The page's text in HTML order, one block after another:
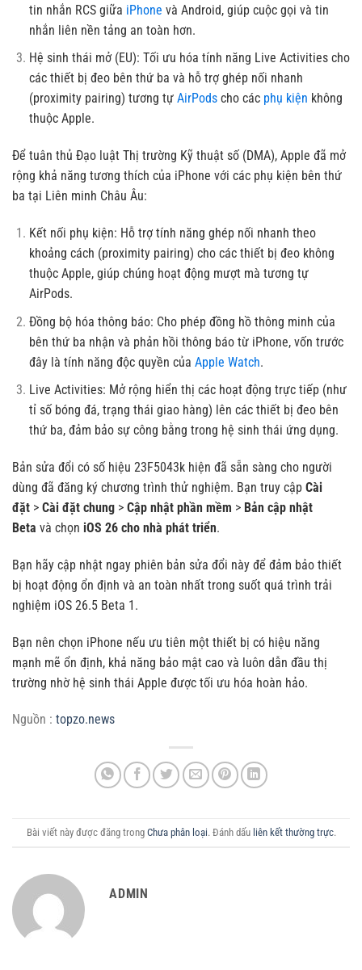
tin nhắn RCS giữa iPhone và Android, giúp cuộc gọi và tin
nhắn liên nền tảng an toàn hơn.
Hệ sinh thái mở (EU): Tối ưu hóa tính năng Live Activities cho
các thiết bị đeo bên thứ ba và hỗ trợ ghép nối nhanh
(proximity pairing) tương tự AirPodscho các phụ kiện không
thuộc Apple.
Để tuân thủ Đạo luật Thị trường Kỹ thuật số (DMA), Apple đã mở
rộng khả năng tương thích của iPhone với các phụ kiện bên thứ
ba tại Liên minh Châu Âu:
Kết nối phụ kiện: Hỗ trợ tính năng ghép nối nhanh theo
khoảng cách (proximity pairing) cho các thiết bị đeo không
thuộc Apple, giúp chúng hoạt động mượt mà tương tự
AirPods.
Đồng bộ hóa thông báo: Cho phép đồng hồ thông minh của
bên thứ ba nhận và phản hồi thông báo từ iPhone, vốn trước
đây là tính năng độc quyền của Apple Watch.
Live Activities: Mở rộng hiển thị các hoạt động trực tiếp (như
tỉ số bóng đá, trạng thái giao hàng) lên các thiết bị đeo bên
thứ ba, đảm bảo sự công bằng trong hệ sinh thái ứng dụng.
Bản sửa đổi có số hiệu 23F5043k hiện đã sẵn sàng cho người
dùng đã đăng ký chương trình thử nghiệm. Bạn truy cập Cài
đặt > Cài đặt chung > Cập nhật phần mềm > Bản cập nhật
Beta và chọn iOS 26 cho nhà phát triển.
Bạn hãy cập nhật ngay phiên bản sửa đổi này để đảm bảo thiết
bị hoạt động ổn định và an toàn nhất trong suốt quá trình trải
nghiệm iOS 26.5 Beta 1.
Bạn nên chọn iPhone nếu ưu tiên một thiết bị có hiệu năng
mạnh mẽ ổn định, khả năng bảo mật cao và luôn dẫn đầu thị
trường nhờ hệ sinh thái Apple được tối ưu hóa hoàn hảo.
Nguồn : topzo.news
Bài viết này được đăng trong Chưa phân loại. Đánh dấu liên kết thường trực.
ADMIN